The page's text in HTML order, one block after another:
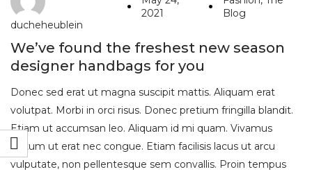
ducheheublein
2021
Blog
We’ve found the freshest new season
designer handbags for you
Donec sed erat ut magna suscipit mattis. Aliquam erat
volutpat. Morbi in orci risus. Donec pretium fringilla blandit.
Etiam ut accumsan leo. Aliquam id mi quam. Vivamus
dictum ut erat nec congue. Etiam facilisis lacus ut arcu
vulputate, non pellentesque sem convallis. Proin tempus